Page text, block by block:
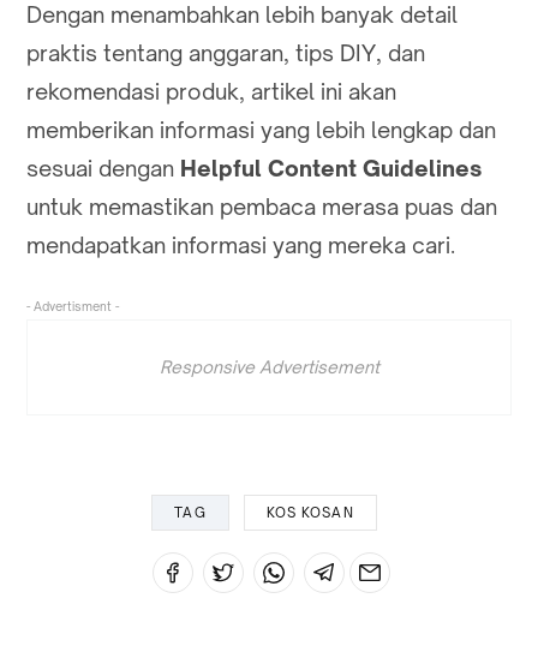
Dengan menambahkan lebih banyak detail
praktis tentang anggaran, tips DIY, dan
rekomendasi produk, artikel ini akan
memberikan informasi yang lebih lengkap dan
sesuai dengan Helpful Content Guidelines
untuk memastikan pembaca merasa puas dan
mendapatkan informasi yang mereka cari.
- Advertisment -
Responsive Advertisement
TAG KOS KOSAN